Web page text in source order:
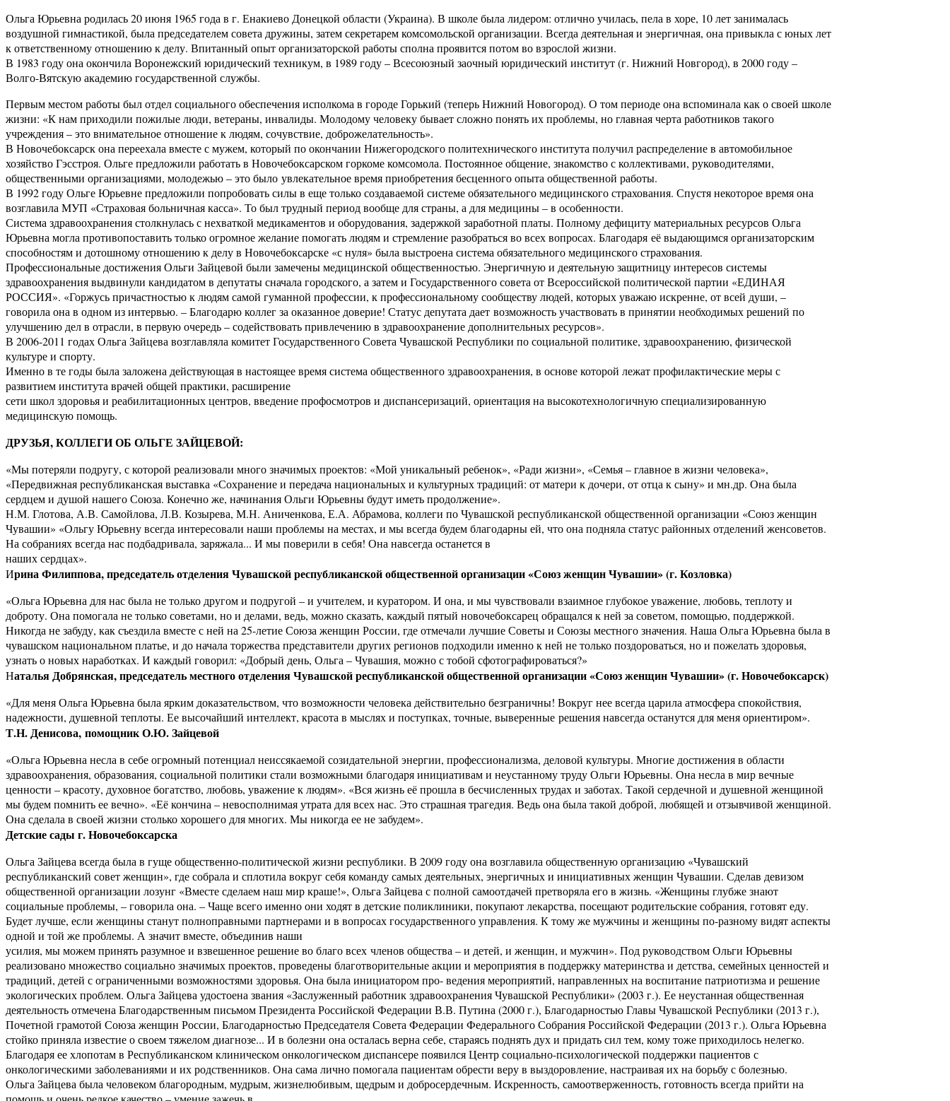
Ольга Юрьевна родилась 20 июня 1965 года в г. Енакиево Донецкой области (Украина). В школе была лидером: отлично училась, пела в хоре, 10 лет занималась
воздушной гимнастикой, была председателем совета дружины, затем секретарем комсомольской организации. Всегда деятельная и энергичная, она привыкла с юных лет
к ответственному отношению к делу. Впитанный опыт организаторской работы сполна проявится потом во взрослой жизни.
В 1983 году она окончила Воронежский юридический техникум, в 1989 году – Всесоюзный заочный юридический институт (г. Нижний Новгород), в 2000 году –
Волго-Вятскую академию государственной службы.
Первым местом работы был отдел социального обеспечения исполкома в городе Горький (теперь Нижний Новогород). О том периоде она вспоминала как о своей школе
жизни: «К нам приходили пожилые люди, ветераны, инвалиды. Молодому человеку бывает сложно понять их проблемы, но главная черта работников такого
учреждения – это внимательное отношение к людям, сочувствие, доброжелательность».
В Новочебоксарск она переехала вместе с мужем, который по окончании Нижегородского политехнического института получил распределение в автомобильное
хозяйство Гэсстроя. Ольге предложили работать в Новочебоксарском горкоме комсомола. Постоянное общение, знакомство с коллективами, руководителями,
общественными организациями, молодежью – это было увлекательное время приобретения бесценного опыта общественной работы.
В 1992 году Ольге Юрьевне предложили попробовать силы в еще только создаваемой системе обязательного медицинского страхования. Спустя некоторое время она
возглавила МУП «Страховая больничная касса». То был трудный период вообще для страны, а для медицины – в особенности.
Система здравоохранения столкнулась с нехваткой медикаментов и оборудования, задержкой заработной платы. Полному дефициту материальных ресурсов Ольга
Юрьевна могла противопоставить только огромное желание помогать людям и стремление разобраться во всех вопросах. Благодаря её выдающимся организаторским
способностям и дотошному отношению к делу в Новочебоксарске «с нуля» была выстроена система обязательного медицинского страхования.
Профессиональные достижения Ольги Зайцевой были замечены медицинской общественностью. Энергичную и деятельную защитницу интересов системы
здравоохранения выдвинули кандидатом в депутаты сначала городского, а затем и Государственного совета от Всероссийской политической партии «ЕДИНАЯ
РОССИЯ». «Горжусь причастностью к людям самой гуманной профессии, к профессиональному сообществу людей, которых уважаю искренне, от всей души, –
говорила она в одном из интервью. – Благодарю коллег за оказанное доверие! Статус депутата дает возможность участвовать в принятии необходимых решений по
улучшению дел в отрасли, в первую очередь – содействовать привлечению в здравоохранение дополнительных ресурсов».
В 2006-2011 годах Ольга Зайцева возглавляла комитет Государственного Совета Чувашской Республики по социальной политике, здравоохранению, физической
культуре и спорту.
Именно в те годы была заложена действующая в настоящее время система общественного здравоохранения, в основе которой лежат профилактические меры с
развитием института врачей общей практики, расширение
сети школ здоровья и реабилитационных центров, введение профосмотров и диспансеризаций, ориентация на высокотехнологичную специализированную
медицинскую помощь.
ДРУЗЬЯ, КОЛЛЕГИ ОБ ОЛЬГЕ ЗАЙЦЕВОЙ:
«Мы потеряли подругу, с которой реализовали много значимых проектов: «Мой уникальный ребенок», «Ради жизни», «Семья – главное в жизни человека»,
«Передвижная республиканская выставка «Сохранение и передача национальных и культурных традиций: от матери к дочери, от отца к сыну» и мн.др. Она была
сердцем и душой нашего Союза. Конечно же, начинания Ольги Юрьевны будут иметь продолжение».
Н.М. Глотова, А.В. Самойлова, Л.В. Козырева, М.Н. Аниченкова, Е.А. Абрамова, коллеги по Чувашской республиканской общественной организации «Союз женщин
Чувашии» «Ольгу Юрьевну всегда интересовали наши проблемы на местах, и мы всегда будем благодарны ей, что она подняла статус районных отделений женсоветов.
На собраниях всегда нас подбадривала, заряжала... И мы поверили в себя! Она навсегда останется в
наших сердцах».
Ирина Филиппова, председатель отделения Чувашской республиканской общественной организации «Союз женщин Чувашии» (г. Козловка)
«Ольга Юрьевна для нас была не только другом и подругой – и учителем, и куратором. И она, и мы чувствовали взаимное глубокое уважение, любовь, теплоту и
доброту. Она помогала не только советами, но и делами, ведь, можно сказать, каждый пятый новочебоксарец обращался к ней за советом, помощью, поддержкой.
Никогда не забуду, как съездила вместе с ней на 25-летие Союза женщин России, где отмечали лучшие Советы и Союзы местного значения. Наша Ольга Юрьевна была в
чувашском национальном платье, и до начала торжества представители других регионов подходили именно к ней не только поздороваться, но и пожелать здоровья,
узнать о новых наработках. И каждый говорил: «Добрый день, Ольга – Чувашия, можно с тобой сфотографироваться?»
Наталья Добрянская, председатель местного отделения Чувашской республиканской общественной организации «Союз женщин Чувашии» (г. Новочебоксарск)
«Для меня Ольга Юрьевна была ярким доказательством, что возможности человека действительно безграничны! Вокруг нее всегда царила атмосфера спокойствия,
надежности, душевной теплоты. Ее высочайший интеллект, красота в мыслях и поступках, точные, выверенные решения навсегда останутся для меня ориентиром».
Т.Н. Денисова, помощник О.Ю. Зайцевой
«Ольга Юрьевна несла в себе огромный потенциал неиссякаемой созидательной энергии, профессионализма, деловой культуры. Многие достижения в области
здравоохранения, образования, социальной политики стали возможными благодаря инициативам и неустанному труду Ольги Юрьевны. Она несла в мир вечные
ценности – красоту, духовное богатство, любовь, уважение к людям». «Вся жизнь её прошла в бесчисленных трудах и заботах. Такой сердечной и душевной женщиной
мы будем помнить ее вечно». «Её кончина – невосполнимая утрата для всех нас. Это страшная трагедия. Ведь она была такой доброй, любящей и отзывчивой женщиной.
Она сделала в своей жизни столько хорошего для многих. Мы никогда ее не забудем».
Детские сады г. Новочебоксарска
Ольга Зайцева всегда была в гуще общественно-политической жизни республики. В 2009 году она возглавила общественную организацию «Чувашский
республиканский совет женщин», где собрала и сплотила вокруг себя команду самых деятельных, энергичных и инициативных женщин Чувашии. Сделав девизом
общественной организации лозунг «Вместе сделаем наш мир краше!», Ольга Зайцева с полной самоотдачей претворяла его в жизнь. «Женщины глубже знают
социальные проблемы, – говорила она. – Чаще всего именно они ходят в детские поликлиники, покупают лекарства, посещают родительские собрания, готовят еду.
Будет лучше, если женщины станут полноправными партнерами и в вопросах государственного управления. К тому же мужчины и женщины по-разному видят аспекты
одной и той же проблемы. А значит вместе, объединив наши
усилия, мы можем принять разумное и взвешенное решение во благо всех членов общества – и детей, и женщин, и мужчин». Под руководством Ольги Юрьевны
реализовано множество социально значимых проектов, проведены благотворительные акции и мероприятия в поддержку материнства и детства, семейных ценностей и
традиций, детей с ограниченными возможностями здоровья. Она была инициатором про- ведения мероприятий, направленных на воспитание патриотизма и решение
экологических проблем. Ольга Зайцева удостоена звания «Заслуженный работник здравоохранения Чувашской Республики» (2003 г.). Ее неустанная общественная
деятельность отмечена Благодарственным письмом Президента Российской Федерации В.В. Путина (2000 г.), Благодарностью Главы Чувашской Республики (2013 г.),
Почетной грамотой Союза женщин России, Благодарностью Председателя Совета Федерации Федерального Собрания Российской Федерации (2013 г.). Ольга Юрьевна
стойко приняла известие о своем тяжелом диагнозе... И в болезни она осталась верна себе, стараясь поднять дух и придать сил тем, кому тоже приходилось нелегко.
Благодаря ее хлопотам в Республиканском клиническом онкологическом диспансере появился Центр социально-психологической поддержки пациентов с
онкологическими заболеваниями и их родственников. Она сама лично помогала пациентам обрести веру в выздоровление, настраивая их на борьбу с болезнью.
Ольга Зайцева была человеком благородным, мудрым, жизнелюбивым, щедрым и добросердечным. Искренность, самоотверженность, готовность всегда прийти на